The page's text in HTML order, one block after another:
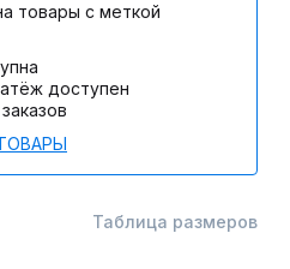
товары с меткой
доступен
Таблица размеров